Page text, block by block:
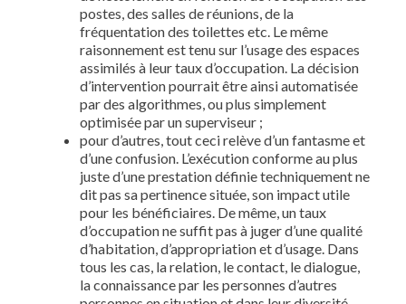
postes, des salles de réunions, de la
fréquentation des toilettes etc. Le même
raisonnement est tenu sur l’usage des espaces
assimilés à leur taux d’occupation. La décision
d’intervention pourrait être ainsi automatisée
par des algorithmes, ou plus simplement
optimisée par un superviseur ;
pour d’autres, tout ceci relève d’un fantasme et
d’une confusion. L’exécution conforme au plus
juste d’une prestation définie techniquement ne
dit pas sa pertinence située, son impact utile
pour les bénéficiaires. De même, un taux
d’occupation ne suffit pas à juger d’une qualité
d’habitation, d’appropriation et d’usage. Dans
tous les cas, la relation, le contact, le dialogue,
la connaissance par les personnes d’autres